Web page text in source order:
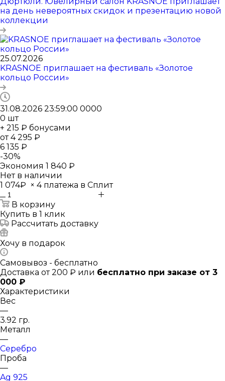
на день невероятных скидок и презентацию новой
коллекции
25.07.2026
KRASNOE приглашает на фестиваль «Золотое
кольцо России»
31.08.2026 23:59:00 0000
0 шт
+ 215 ₽ бонусами
от4 295 ₽
6 135 ₽
-30%
Экономия 1 840 ₽
Нет в наличии
1 074₽ × 4 платежа в Сплит
В корзину
Купить в 1 клик
Рассчитать доставку
Хочу в подарок
Самовывоз - бесплатно
Доставка от 200 ₽ или бесплатно при заказе от 3
000 ₽
Характеристики
Вес
—
3.92 гр.
Металл
—
Серебро
Проба
—
Ag 925